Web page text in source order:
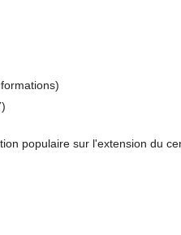
populaire sur l'extension du